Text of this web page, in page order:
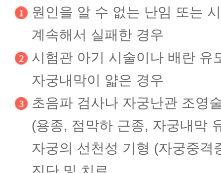
원인을 알 수 없는 난임 또는
계속해서 실패한 경우
시험관 아기 시술이나 배란 유
자궁내막이 얇은 경우
초음파 검사나 자궁난관 조영
(용종, 점막하 근종, 자궁내막
자궁의 선천성 기형 (자궁중격